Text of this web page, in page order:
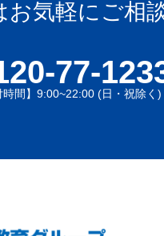
お気軽にご相
77-
時間】9:00~22:00 (日・祝除く)